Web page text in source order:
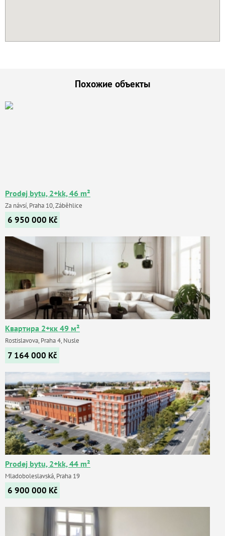
Похожие объекты
Prodej bytu, 2+kk, 46 m²
Za návsí, Praha 10, Záběhlice
6 950 000 Kč
Квартира 2+кк 49 м²
Rostislavova, Praha 4, Nusle
7 164 000 Kč
Prodej bytu, 2+kk, 44 m²
Mladoboleslavská, Praha 19
6 900 000 Kč